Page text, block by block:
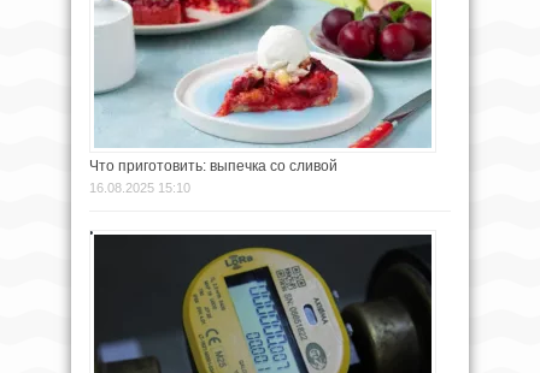
Что приготовить: выпечка со сливой
16.08.2025 15:10